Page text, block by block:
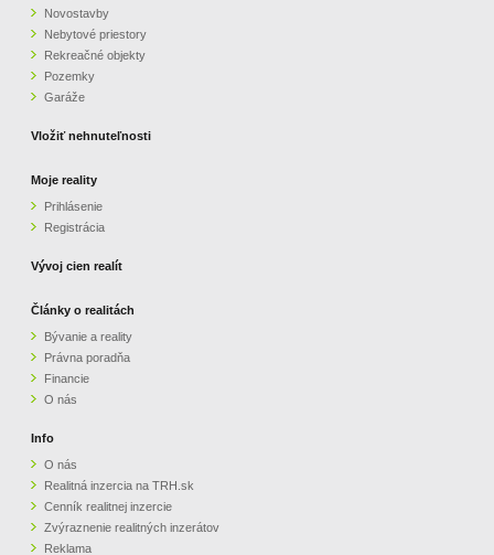
O NÁS
CENNÍK REALITNEJ INZERCIE
ZVÝRAZNENIE REALITNÝCH INZERÁTOV
PARTNERI
OBCHODNÉ PODMIENKY
KONTAKT
Novostavby
Nebytové priestory
Rekreačné objekty
Pozemky
Garáže
Vložiť nehnuteľnosti
Moje reality
Prihlásenie
Registrácia
Vývoj cien realít
Články o realitách
Bývanie a reality
Právna poradňa
Financie
O nás
Info
O nás
Realitná inzercia na TRH.sk
Cenník realitnej inzercie
Zvýraznenie realitných inzerátov
Reklama